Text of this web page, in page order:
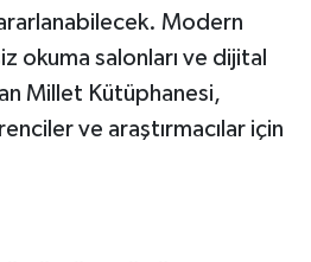
Modern
okuma salonları ve dijital
Millet Kütüphanesi,
ve araştırmacılar için